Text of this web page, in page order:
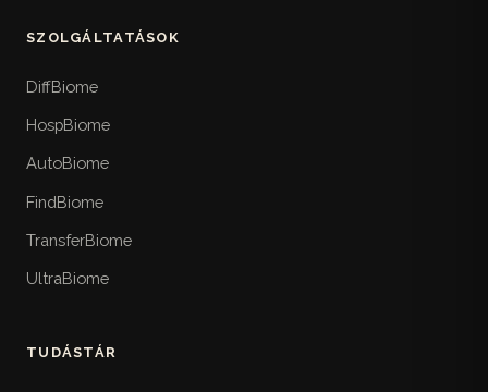
SZOLGÁLTATÁSOK
DiffBiome
HospBiome
AutoBiome
FindBiome
TransferBiome
UltraBiome
TUDÁSTÁR